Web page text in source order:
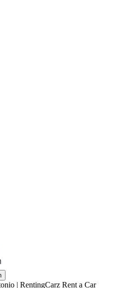
| RentingCarz Rent a Car